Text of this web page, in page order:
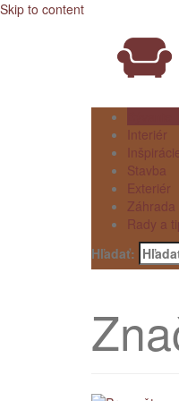
Skip to content
Interiér
Stavba
Exteriér
Záhrada
Rady a
Hľadať: